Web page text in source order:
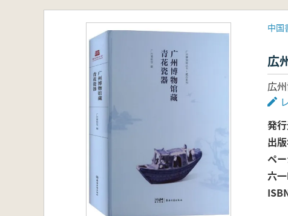
中国
広
広
発
出
ペ
六